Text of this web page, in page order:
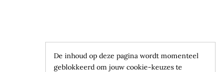
De inhoud op deze pagina wordt momenteel
geblokkeerd om jouw cookie-keuzes te